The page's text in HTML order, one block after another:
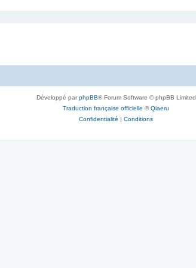
Développé parphpBB® Forum Software © phpBB Limited
Traduction française officielle ©Qiaeru
Confidentialité | Conditions